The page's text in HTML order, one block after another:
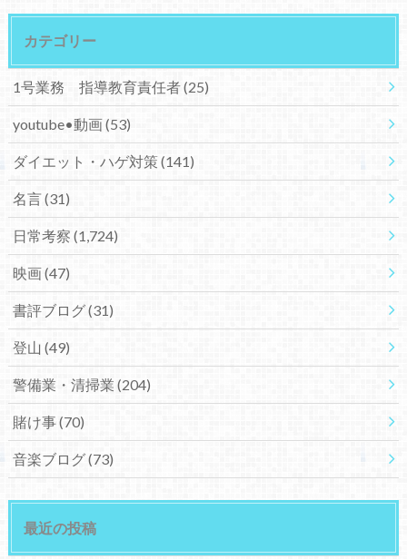
カテゴリー
1号業務 指導教育責任者(25)
youtube•動画(53)
ダイエット・ハゲ対策(141)
名言(31)
日常考察 (1,724)
映画(47)
書評ブログ(31)
登山 (49)
警備業・清掃業 (204)
賭け事(70)
音楽ブログ(73)
最近の投稿